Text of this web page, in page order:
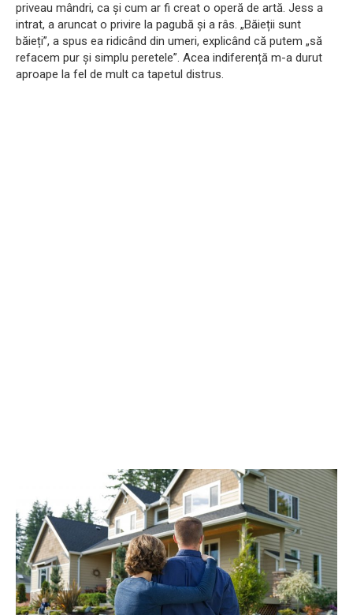
priveau mândri, ca și cum ar fi creat o operă de artă. Jess a
intrat, a aruncat o privire la pagubă și a râs. „Băieții sunt
băieți”, a spus ea ridicând din umeri, explicând că putem „să
refacem pur și simplu peretele”. Acea indiferență m-a durut
aproape la fel de mult ca tapetul distrus.